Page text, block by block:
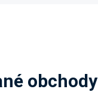
obchody